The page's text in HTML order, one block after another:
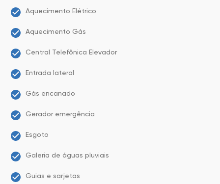
Aquecimento Elétrico
Aquecimento Gás
Central Telefônica Elevador
Entrada lateral
Gás encanado
Gerador emergência
Esgoto
Galeria de águas pluviais
Guias e sarjetas